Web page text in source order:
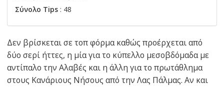
Σύνολο Tips : 48
Δεν βρίσκεται σε τοπ φόρμα καθώς προέρχεται από
δύο σερί ήττες, η μία για το κύπελλο μεσοβδόμαδα με
αντίπαλο την Αλαβές και η άλλη για το πρωτάθλημα
στους Κανάριους Νήσους από την Λας Πάλμας. Αν και